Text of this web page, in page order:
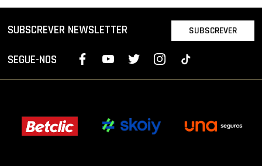
SUBSCREVER NEWSLETTER SUBSCREVER
SEGUE-NOS